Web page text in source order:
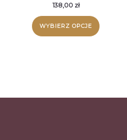
138,00 zł
WYBIERZ OPCJE